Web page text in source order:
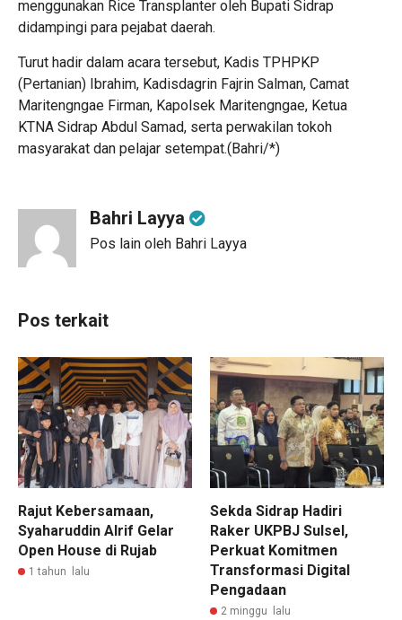
menggunakan Rice Transplanter oleh Bupati Sidrap
didampingi para pejabat daerah.
Turut hadir dalam acara tersebut, Kadis TPHPKP
(Pertanian) Ibrahim, Kadisdagrin Fajrin Salman, Camat
Maritengngae Firman, Kapolsek Maritengngae, Ketua
KTNA Sidrap Abdul Samad, serta perwakilan tokoh
masyarakat dan pelajar setempat.(Bahri/*)
Bahri Layya
Pos lain oleh Bahri Layya
Pos terkait
Rajut Kebersamaan,
Syaharuddin Alrif Gelar
Open House di Rujab
1 tahun lalu
Sekda Sidrap Hadiri
Raker UKPBJ Sulsel,
Perkuat Komitmen
Transformasi Digital
Pengadaan
2 minggu lalu